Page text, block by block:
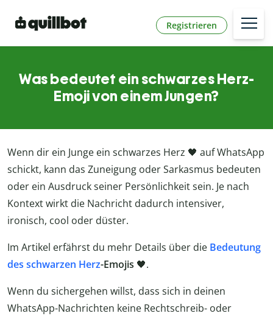
Registrieren
Was bedeutet ein schwarzes Herz-
Emoji von einem Jungen?
Wenn dir ein Junge ein schwarzes Herz 🖤 auf WhatsApp
schickt, kann das Zuneigung oder Sarkasmus bedeuten
oder ein Ausdruck seiner Persönlichkeit sein. Je nach
Kontext wirkt die Nachricht dadurch intensiver,
ironisch, cool oder düster.
Im Artikel erfährst du mehr Details über die Bedeutung
des schwarzen Herz-Emojis 🖤.
Wenn du sichergehen willst, dass sich in deinen
WhatsApp-Nachrichten keine Rechtschreib- oder